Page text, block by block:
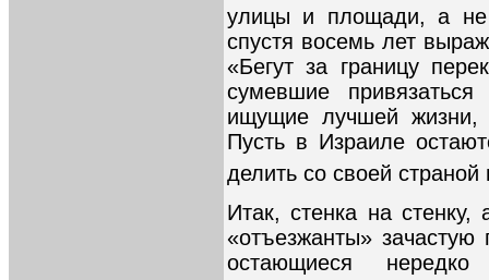
улицы и площади, а
спустя восемь лет
«Бегут за границу
сумевшие
ищущие лучшей
Пусть в Израиле
делить со своей
Итак, стенка на стенку,
«отъезжанты»
остающиеся